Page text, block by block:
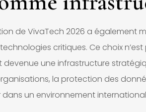
de VivaTech 2026 a également
critiques. Ce choix
une infrastructure
la protection des
dans un environnement